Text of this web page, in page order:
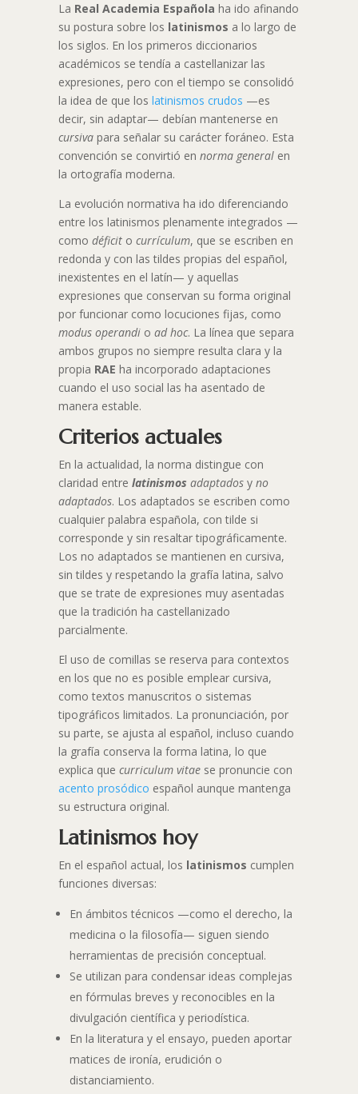
La Real Academia Española ha ido afinando
su postura sobre los latinismos a lo largo de
los siglos. En los primeros diccionarios
académicos se tendía a castellanizar las
expresiones, pero con el tiempo se consolidó
la idea de que los latinismos crudos —es
decir, sin adaptar— debían mantenerse en
cursivapara señalar su carácter foráneo. Esta
convención se convirtió en norma generalen
la ortografía moderna.
La evolución normativa ha ido diferenciando
entre los latinismos plenamente integrados —
como déficito currículum, que se escriben en
redonda y con las tildes propias del español,
inexistentes en el latín— y aquellas
expresiones que conservan su forma original
por funcionar como locuciones fijas, como
modus operandio ad hoc. La línea que separa
ambos grupos no siempre resulta clara y la
propia RAE ha incorporado adaptaciones
cuando el uso social las ha asentado de
manera estable.
Criterios actuales
En la actualidad, la norma distingue con
claridad entre latinismos adaptadosy no
adaptados. Los adaptados se escriben como
cualquier palabra española, con tilde si
corresponde y sin resaltar tipográficamente.
Los no adaptados se mantienen en cursiva,
sin tildes y respetando la grafía latina, salvo
que se trate de expresiones muy asentadas
que la tradición ha castellanizado
parcialmente.
El uso de comillas se reserva para contextos
en los que no es posible emplear cursiva,
como textos manuscritos o sistemas
tipográficos limitados. La pronunciación, por
su parte, se ajusta al español, incluso cuando
la grafía conserva la forma latina, lo que
explica que curriculum vitaese pronuncie con
acento prosódico español aunque mantenga
su estructura original.
Latinismos hoy
En el español actual, los latinismos cumplen
funciones diversas:
En ámbitos técnicos —como el derecho, la
medicina o la filosofía— siguen siendo
herramientas de precisión conceptual.
Se utilizan para condensar ideas complejas
en fórmulas breves y reconocibles en la
divulgación científica y periodística.
En la literatura y el ensayo, pueden aportar
matices de ironía, erudición o
distanciamiento.